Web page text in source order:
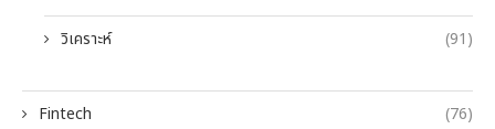
วิเคราะห์ (91)
Fintech (76)